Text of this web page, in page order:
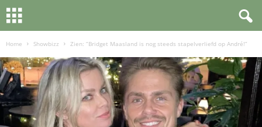
Home Showbizz Zien: “Bridget Maasland is nog steeds stapelverliefd op André!”